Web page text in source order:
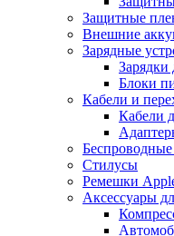
Защитные
Внешние
Зарядные
Зарядки
Блоки
Кабели и
Кабели
Беспроводные
Стилусы
Ремешки
Аксессуары